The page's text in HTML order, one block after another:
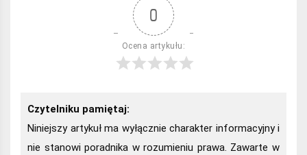
0
Ocena artykułu:
Czytelniku pamiętaj:
Niniejszy artykuł ma wyłącznie charakter informacyjny i
nie stanowi poradnika w rozumieniu prawa. Zawarte w